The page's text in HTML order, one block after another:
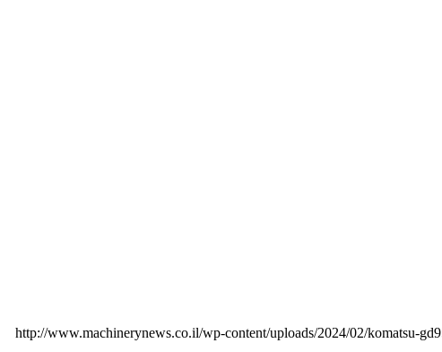
http://www.machinerynews.co.il/wp-content/uploads/2024/02/komatsu-